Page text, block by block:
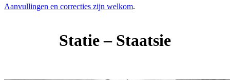
Aanvullingen en correcties zijn welkom.
Statie – Staatsie